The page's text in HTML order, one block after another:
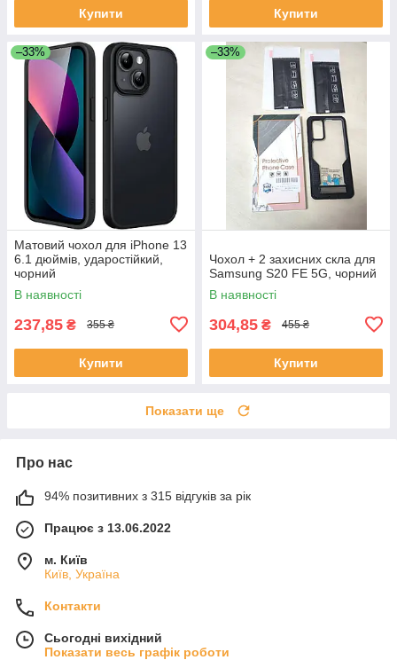
Купити Купити
–33%
Матовий чохол для iPhone 13
6.1 дюймів, ударостійкий,
чорний
В наявності
237,85 ₴ 355 ₴
Купити
–33%
Чохол + 2 захисних скла для
Samsung S20 FE 5G, чорний
В наявності
304,85 ₴ 455 ₴
Купити
Показати ще
Про нас
94% позитивних з 315 відгуків за рік
Працює з 13.06.2022
м. Київ
Київ, Україна
Контакти
Сьогодні вихідний
Показати весь графік роботи